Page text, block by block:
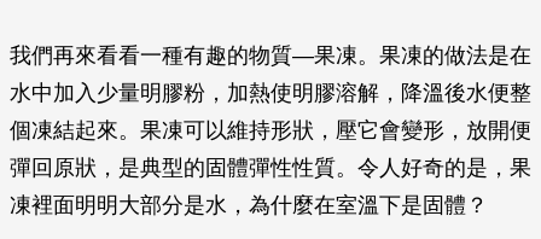
我們再來看看一種有趣的物質—果凍。果凍的做法是在
水中加入少量明膠粉，加熱使明膠溶解，降溫後水便整
個凍結起來。果凍可以維持形狀，壓它會變形，放開便
彈回原狀，是典型的固體彈性性質。令人好奇的是，果
凍裡面明明大部分是水，為什麼在室溫下是固體？